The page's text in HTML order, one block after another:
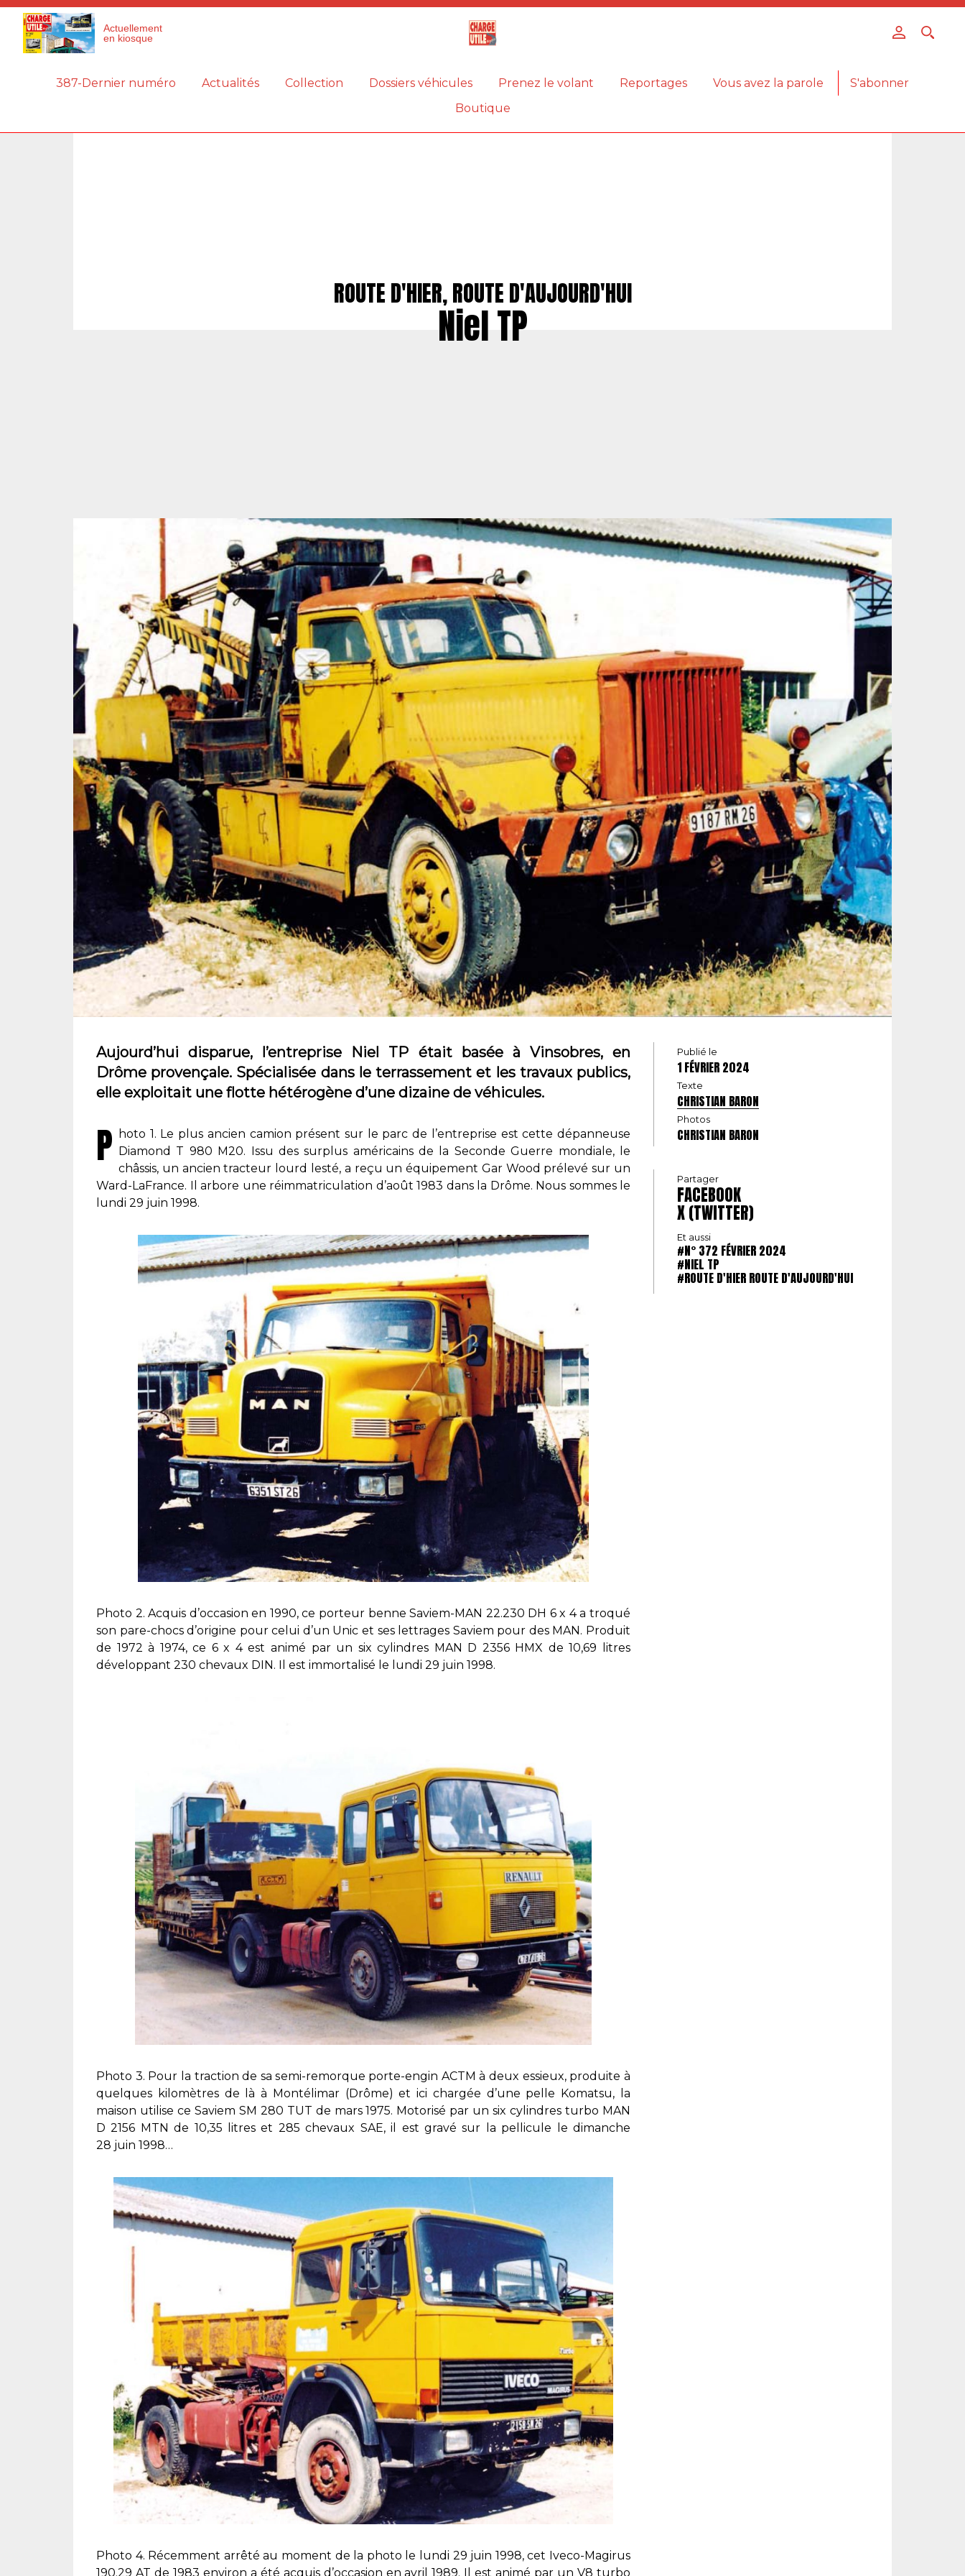
Actuellement
en kiosque
387-Dernier numéro Actualités Collection Dossiers véhicules Prenez le volant Reportages Vous avez la parole
S'abonner
Boutique
ROUTE D'HIER, ROUTE D'AUJOURD'HUI
Niel TP
Aujourd’hui disparue, l’entreprise Niel TP était basée à Vinsobres, en
Drôme provençale. Spécialisée dans le terrassement et les travaux publics,
elle exploitait une flotte hétérogène d’une dizaine de véhicules.
P
hoto 1. Le plus ancien camion présent sur le parc de l’entreprise est cette dépanneuse
Diamond T 980 M20. Issu des surplus américains de la Seconde Guerre mondiale, le
châssis, un ancien tracteur lourd lesté, a reçu un équipement Gar Wood prélevé sur un
Ward-LaFrance. Il arbore une réimmatriculation d’août 1983 dans la Drôme. Nous sommes le
lundi 29 juin 1998.
Photo 2. Acquis d’occasion en 1990, ce porteur benne Saviem-MAN 22.230 DH 6 x 4 a troqué
son pare-chocs d’origine pour celui d’un Unic et ses lettrages Saviem pour des MAN. Produit
de 1972 à 1974, ce 6 x 4 est animé par un six cylindres MAN D 2356 HMX de 10,69 litres
développant 230 chevaux DIN. Il est immortalisé le lundi 29 juin 1998.
Photo 3. Pour la traction de sa semi-remorque porte-engin ACTM à deux essieux, produite à
quelques kilomètres de là à Montélimar (Drôme) et ici chargée d’une pelle Komatsu, la
maison utilise ce Saviem SM 280 TUT de mars 1975. Motorisé par un six cylindres turbo MAN
D 2156 MTN de 10,35 litres et 285 chevaux SAE, il est gravé sur la pellicule le dimanche
28 juin 1998…
Photo 4. Récemment arrêté au moment de la photo le lundi 29 juin 1998, cet Iveco-Magirus
190.29 AT de 1983 environ a été acquis d’occasion en avril 1989. Il est animé par un V8 turbo
Publié le
1 FÉVRIER 2024
Texte
CHRISTIAN BARON
Photos
CHRISTIAN BARON
Partager
FACEBOOK
X (TWITTER)
Et aussi
#N° 372 FÉVRIER 2024
#NIEL TP
#ROUTE D'HIER ROUTE D'AUJOURD'HUI
Panneau de gestion des cookies